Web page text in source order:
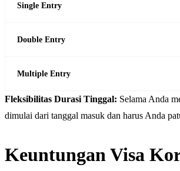
Single Entry
Double Entry
Multiple Entry
Fleksibilitas Durasi Tinggal: Selama Anda
dimulai dari tanggal masuk dan harus Anda
Keuntungan Visa